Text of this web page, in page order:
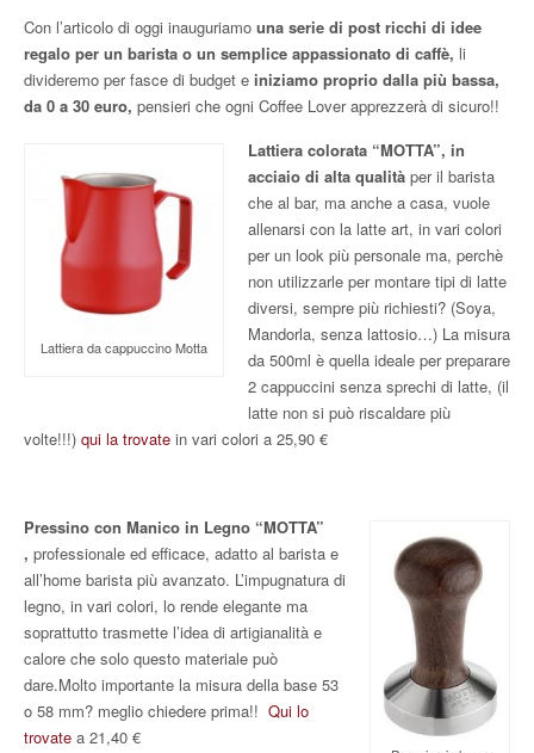
Con l’articolo di oggi inauguriamo una serie di post ricchi di idee
regalo per un barista o un semplice appassionato di caffè, li
divideremo per fasce di budget e iniziamo proprio dalla più bassa,
da 0 a 30 euro, pensieri che ogni Coffee Lover apprezzerà di sicuro!!
Lattiera da cappuccino Motta
Lattiera colorata “MOTTA”, in
acciaio di alta qualità per il barista
che al bar, ma anche a casa, vuole
allenarsi con la latte art, in vari colori
per un look più personale ma, perchè
non utilizzarle per montare tipi di latte
diversi, sempre più richiesti? (Soya,
Mandorla, senza lattosio…) La misura
da 500ml è quella ideale per preparare
2 cappuccini senza sprechi di latte, (il
latte non si può riscaldare più
volte!!!) qui la trovate in vari colori a 25,90 €
Pressino con Manico in Legno “MOTTA”
, professionale ed efficace, adatto al barista e
all’home barista più avanzato. L’impugnatura di
legno, in vari colori, lo rende elegante ma
soprattutto trasmette l’idea di artigianalità e
calore che solo questo materiale può
dare.Molto importante la misura della base 53
o 58 mm? meglio chiedere prima!! Qui lo
trovate a 21,40 €